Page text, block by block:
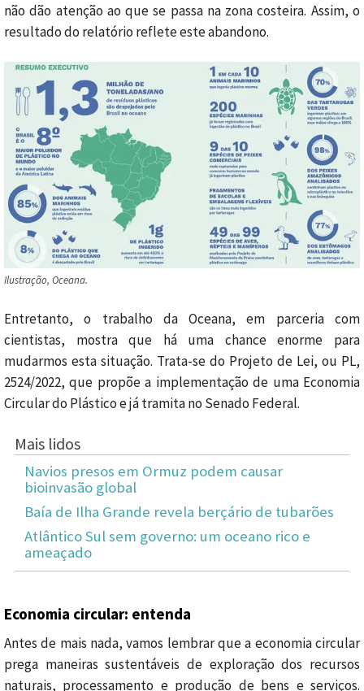
não dão atenção ao que se passa na zona costeira. Assim, o
resultado do relatório reflete este abandono.
Ilustração, Oceana.
Entretanto, o trabalho da Oceana, em parceria com
cientistas, mostra que há uma chance enorme para
mudarmos esta situação. Trata-se do Projeto de Lei, ou PL,
2524/2022, que propõe a implementação de uma Economia
Circular do Plástico e já tramita no Senado Federal.
Mais lidos
Navios presos em Ormuz podem causar
bioinvasão global
Baía de Ilha Grande revela berçário de tubarões
Atlântico Sul sem governo: um oceano rico e
ameaçado
Economia circular: entenda
Antes de mais nada, vamos lembrar que a economia circular
prega maneiras sustentáveis de exploração dos recursos
naturais, processamento e produção de bens e serviços.